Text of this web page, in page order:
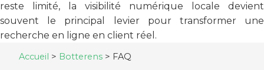
reste limité, la visibilité numérique locale devient
souvent le principal levier pour transformer une
recherche en ligne en client réel.
Accueil > Botterens > FAQ